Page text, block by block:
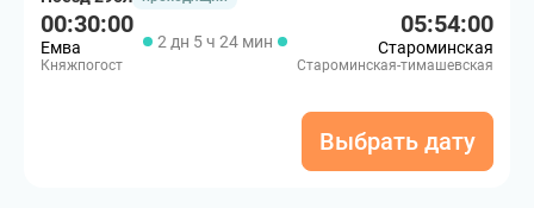
00:30:00
Емва
Княжпогост
2 дн 5 ч 24 мин
05:54:00
Староминская
Староминская-тимашевская
Выбрать дату